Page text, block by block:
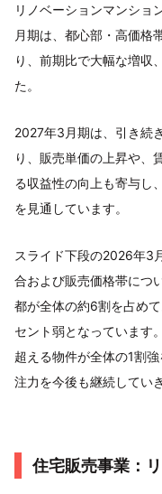
リノベーションマンショ
月期は、都心部・高価格
り、前期比で大幅な増収
た。
2027年3月期は、引き続
り、販売単価の上昇や、
る収益性の向上も寄与し
を見通しています。
スライド下段の2026年3
合および販売価格帯につ
都が全体の約6割を占め
セント弱となっています
超える物件が全体の1割
注力を今後も継続してい
住宅販売事業：